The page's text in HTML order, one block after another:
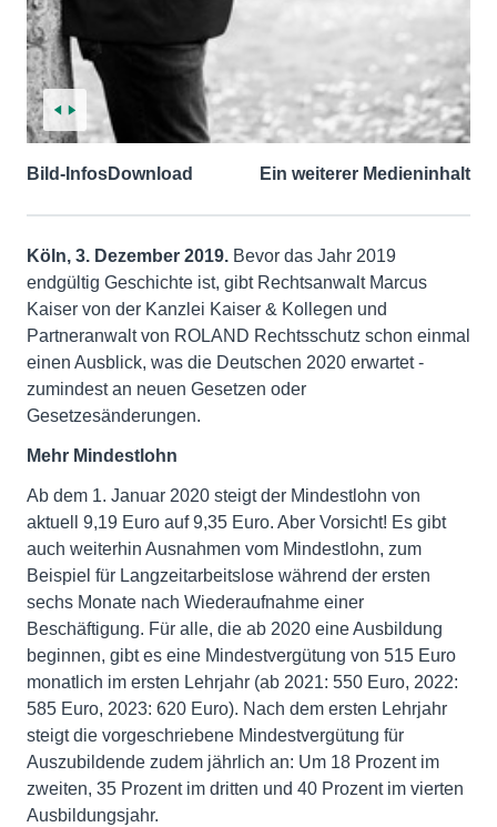
Bild-InfosDownload Ein weiterer Medieninhalt
Köln, 3. Dezember 2019. Bevor das Jahr 2019
endgültig Geschichte ist, gibt Rechtsanwalt Marcus
Kaiser von der Kanzlei Kaiser & Kollegen und
Partneranwalt von ROLAND Rechtsschutz schon einmal
einen Ausblick, was die Deutschen 2020 erwartet -
zumindest an neuen Gesetzen oder
Gesetzesänderungen.
Mehr Mindestlohn
Ab dem 1. Januar 2020 steigt der Mindestlohn von
aktuell 9,19 Euro auf 9,35 Euro. Aber Vorsicht! Es gibt
auch weiterhin Ausnahmen vom Mindestlohn, zum
Beispiel für Langzeitarbeitslose während der ersten
sechs Monate nach Wiederaufnahme einer
Beschäftigung. Für alle, die ab 2020 eine Ausbildung
beginnen, gibt es eine Mindestvergütung von 515 Euro
monatlich im ersten Lehrjahr (ab 2021: 550 Euro, 2022:
585 Euro, 2023: 620 Euro). Nach dem ersten Lehrjahr
steigt die vorgeschriebene Mindestvergütung für
Auszubildende zudem jährlich an: Um 18 Prozent im
zweiten, 35 Prozent im dritten und 40 Prozent im vierten
Ausbildungsjahr.